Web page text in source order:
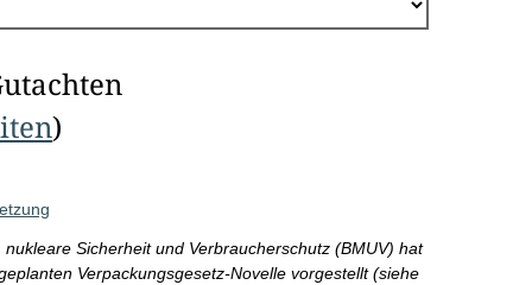
)
Sicherheit und Verbraucherschutz (BMUV) hat
Verpackungsgesetz-Novelle vorgestellt (siehe